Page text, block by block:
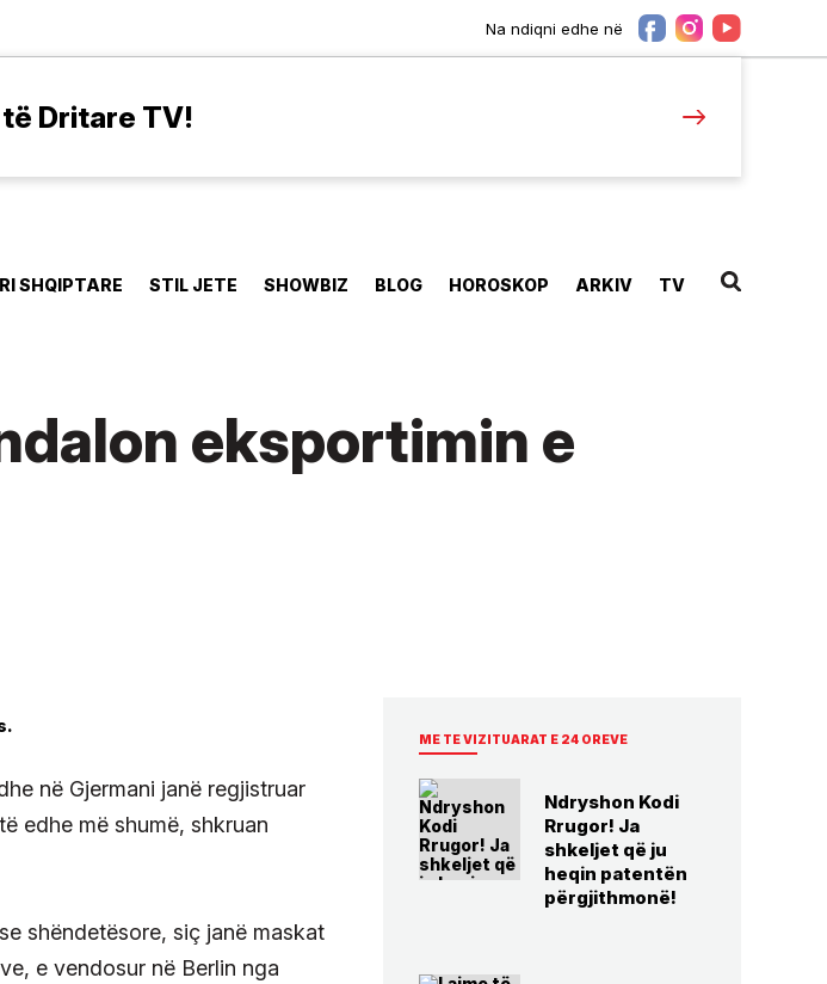
Na ndiqni edhe në
të Dritare TV!
SHQIPTARE STIL JETE SHOWBIZ BLOG HOROSKOP ARKIV TV
eksportimin e
në Gjermani janë regjistruar
edhe më shumë, shkruan
shëndetësore, siç janë maskat
e vendosur në Berlin nga
ME TE VIZITUARAT E 24 OREVE
Ndryshon Kodi
Rrugor! Ja
shkeljet që ju
heqin patentën
përgjithmonë!